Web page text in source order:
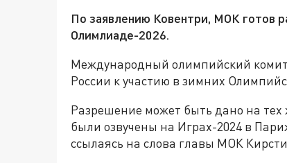
По заявлению Ковентри, МОК готов
Олимлиаде-2026.
Международный олимпийский
России к участию в зимних
Разрешение может быть дано на тех
были озвучены на Играх-2024 в
ссылаясь на слова главы МОК